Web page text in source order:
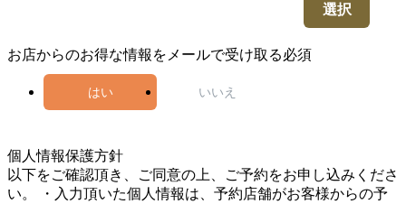
選択
お店からのお得な情報をメールで受け取る必須
はい いいえ
個人情報保護方針
以下をご確認頂き、ご同意の上、ご予約をお申し込みくださ
い。 ・入力頂いた個人情報は、予約店舗がお客様からの予